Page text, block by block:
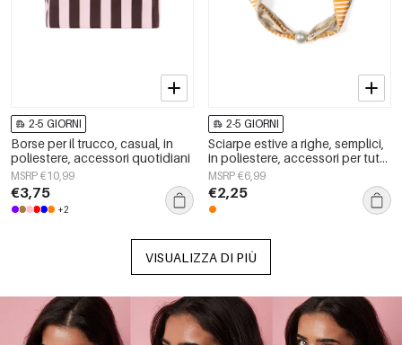
2-5 GIORNI
Borse per il trucco, casual, in
poliestere, accessori quotidiani
MSRP €10,99
€3,75
+2
2-5 GIORNI
Sciarpe estive a righe, semplici,
in poliestere, accessori per tutti
i giorni
MSRP €6,99
€2,25
VISUALIZZA DI PIÙ